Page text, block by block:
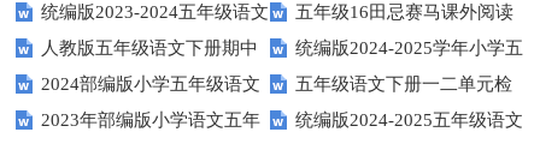
年上期五年级期末试题
语文下学期期末考前质量冲刺卷
统编版2023-2024五年级语文
下册期中阶段调研卷
五年级16田忌赛马课外阅读
练习题及答案
人教版五年级语文下册期中
试题及参考答案
统编版2024-2025学年小学五
年级语文上册期中试卷
2024部编版小学五年级语文
下学期期末测试卷
五年级语文下册一二单元检
测题
2023年部编版小学语文五年
统编版2024-2025五年级语文